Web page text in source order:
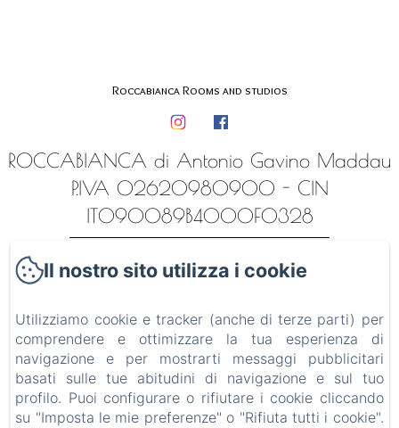
Roccabianca Rooms and studios
ROCCABIANCA di Antonio Gavino Maddau
P.IVA 02620980900 - CIN
IT090089B4000F0328
Contatti
Luoghi ed esperienze
Informativa Privacy
Il nostro sito utilizza i cookie
Utilizziamo cookie e tracker (anche di terze parti) per
comprendere e ottimizzare la tua esperienza di
navigazione e per mostrarti messaggi pubblicitari
basati sulle tue abitudini di navigazione e sul tuo
profilo. Puoi configurare o rifiutare i cookie cliccando
su "Imposta le mie preferenze" o "Rifiuta tutti i cookie".